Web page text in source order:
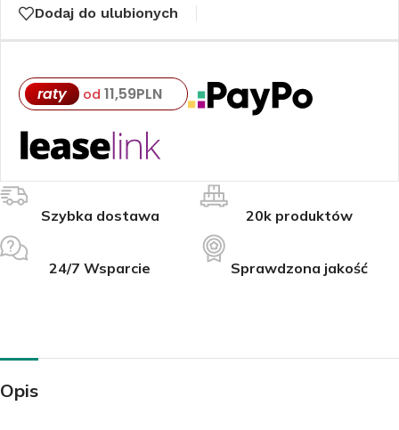
Dodaj do ulubionych
raty od 11,59PLN
Szybka dostawa 20k produktów
24/7 Wsparcie Sprawdzona jakość
Opis